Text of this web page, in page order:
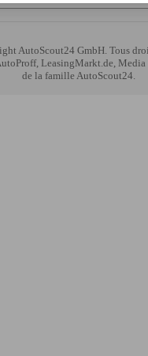
AutoScout24 GmbH. Tous
LeasingMarkt.de,
de la famille AutoScout24.